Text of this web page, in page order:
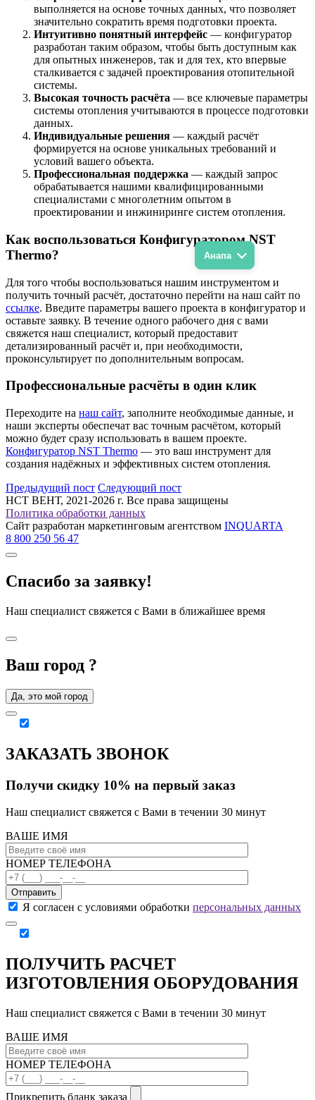
Анапа
выполняется на основе точных данных, что позволяет
значительно сократить время подготовки проекта.
Интуитивно понятный интерфейс — конфигуратор
разработан таким образом, чтобы быть доступным как
для опытных инженеров, так и для тех, кто впервые
сталкивается с задачей проектирования отопительной
системы.
Высокая точность расчёта — все ключевые параметры
системы отопления учитываются в процессе подготовки
данных.
Индивидуальные решения — каждый расчёт
формируется на основе уникальных требований и
условий вашего объекта.
Профессиональная поддержка — каждый запрос
обрабатывается нашими квалифицированными
специалистами с многолетним опытом в
проектировании и инжиниринге систем отопления.
Как воспользоваться Конфигуратором NST
Thermo?
Для того чтобы воспользоваться нашим инструментом и
получить точный расчёт, достаточно перейти на наш сайт по
ссылке. Введите параметры вашего проекта в конфигуратор и
оставьте заявку. В течение одного рабочего дня с вами
свяжется наш специалист, который предоставит
детализированный расчёт и, при необходимости,
проконсультирует по дополнительным вопросам.
Профессиональные расчёты в один клик
Переходите на наш сайт, заполните необходимые данные, и
наши эксперты обеспечат вас точным расчётом, который
можно будет сразу использовать в вашем проекте.
Конфигуратор NST Thermo — это ваш инструмент для
создания надёжных и эффективных систем отопления.
Предыдущий пост Следующий пост
НСТ ВЕНТ, 2021-2026 г. Все права защищены
Политика обработки данных
Сайт разработан маркетинговым агентством INQUARTA
8 800 250 56 47
Спасибо за заявку!
Наш специалист свяжется с Вами в ближайшее время
Ваш город ?
Да, это мой город
ЗАКАЗАТЬ ЗВОНОК
Получи скидку 10% на первый заказ
Наш специалист свяжется с Вами в течении 30 минут
ВАШЕ ИМЯ
НОМЕР ТЕЛЕФОНА
Отправить
Я согласен с условиями обработки персональных данных
ПОЛУЧИТЬ РАСЧЕТ
ИЗГОТОВЛЕНИЯ ОБОРУДОВАНИЯ
Наш специалист свяжется с Вами в течении 30 минут
ВАШЕ ИМЯ
НОМЕР ТЕЛЕФОНА
Прикрепить бланк заказа